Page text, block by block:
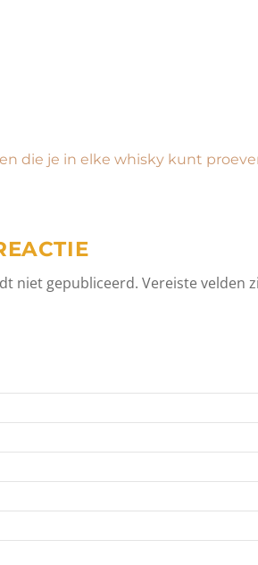
die je in elke whisky kunt
niet gepubliceerd. Vereiste velden